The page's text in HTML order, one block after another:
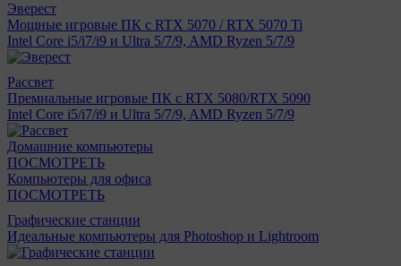
Эверест
Мощные игровые ПК с RTX 5070 / RTX 5070 Ti
Intel Core i5/i7/i9 и Ultra 5/7/9, AMD Ryzen 5/7/9
Рассвет
Премиальные игровые ПК с RTX 5080/RTX 5090
Intel Core i5/i7/i9 и Ultra 5/7/9, AMD Ryzen 5/7/9
Домашние компьютеры
ПОСМОТРЕТЬ
Компьютеры для офиса
ПОСМОТРЕТЬ
Графические станции
Идеальные компьютеры для Photoshop и Lightroom